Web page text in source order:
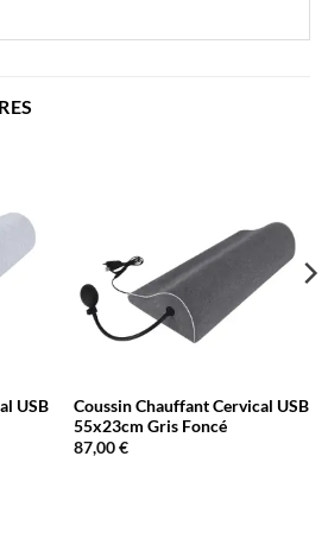
USB
Coussin Chauffant Cervical USB
55x23cm Gris Foncé
87,00€